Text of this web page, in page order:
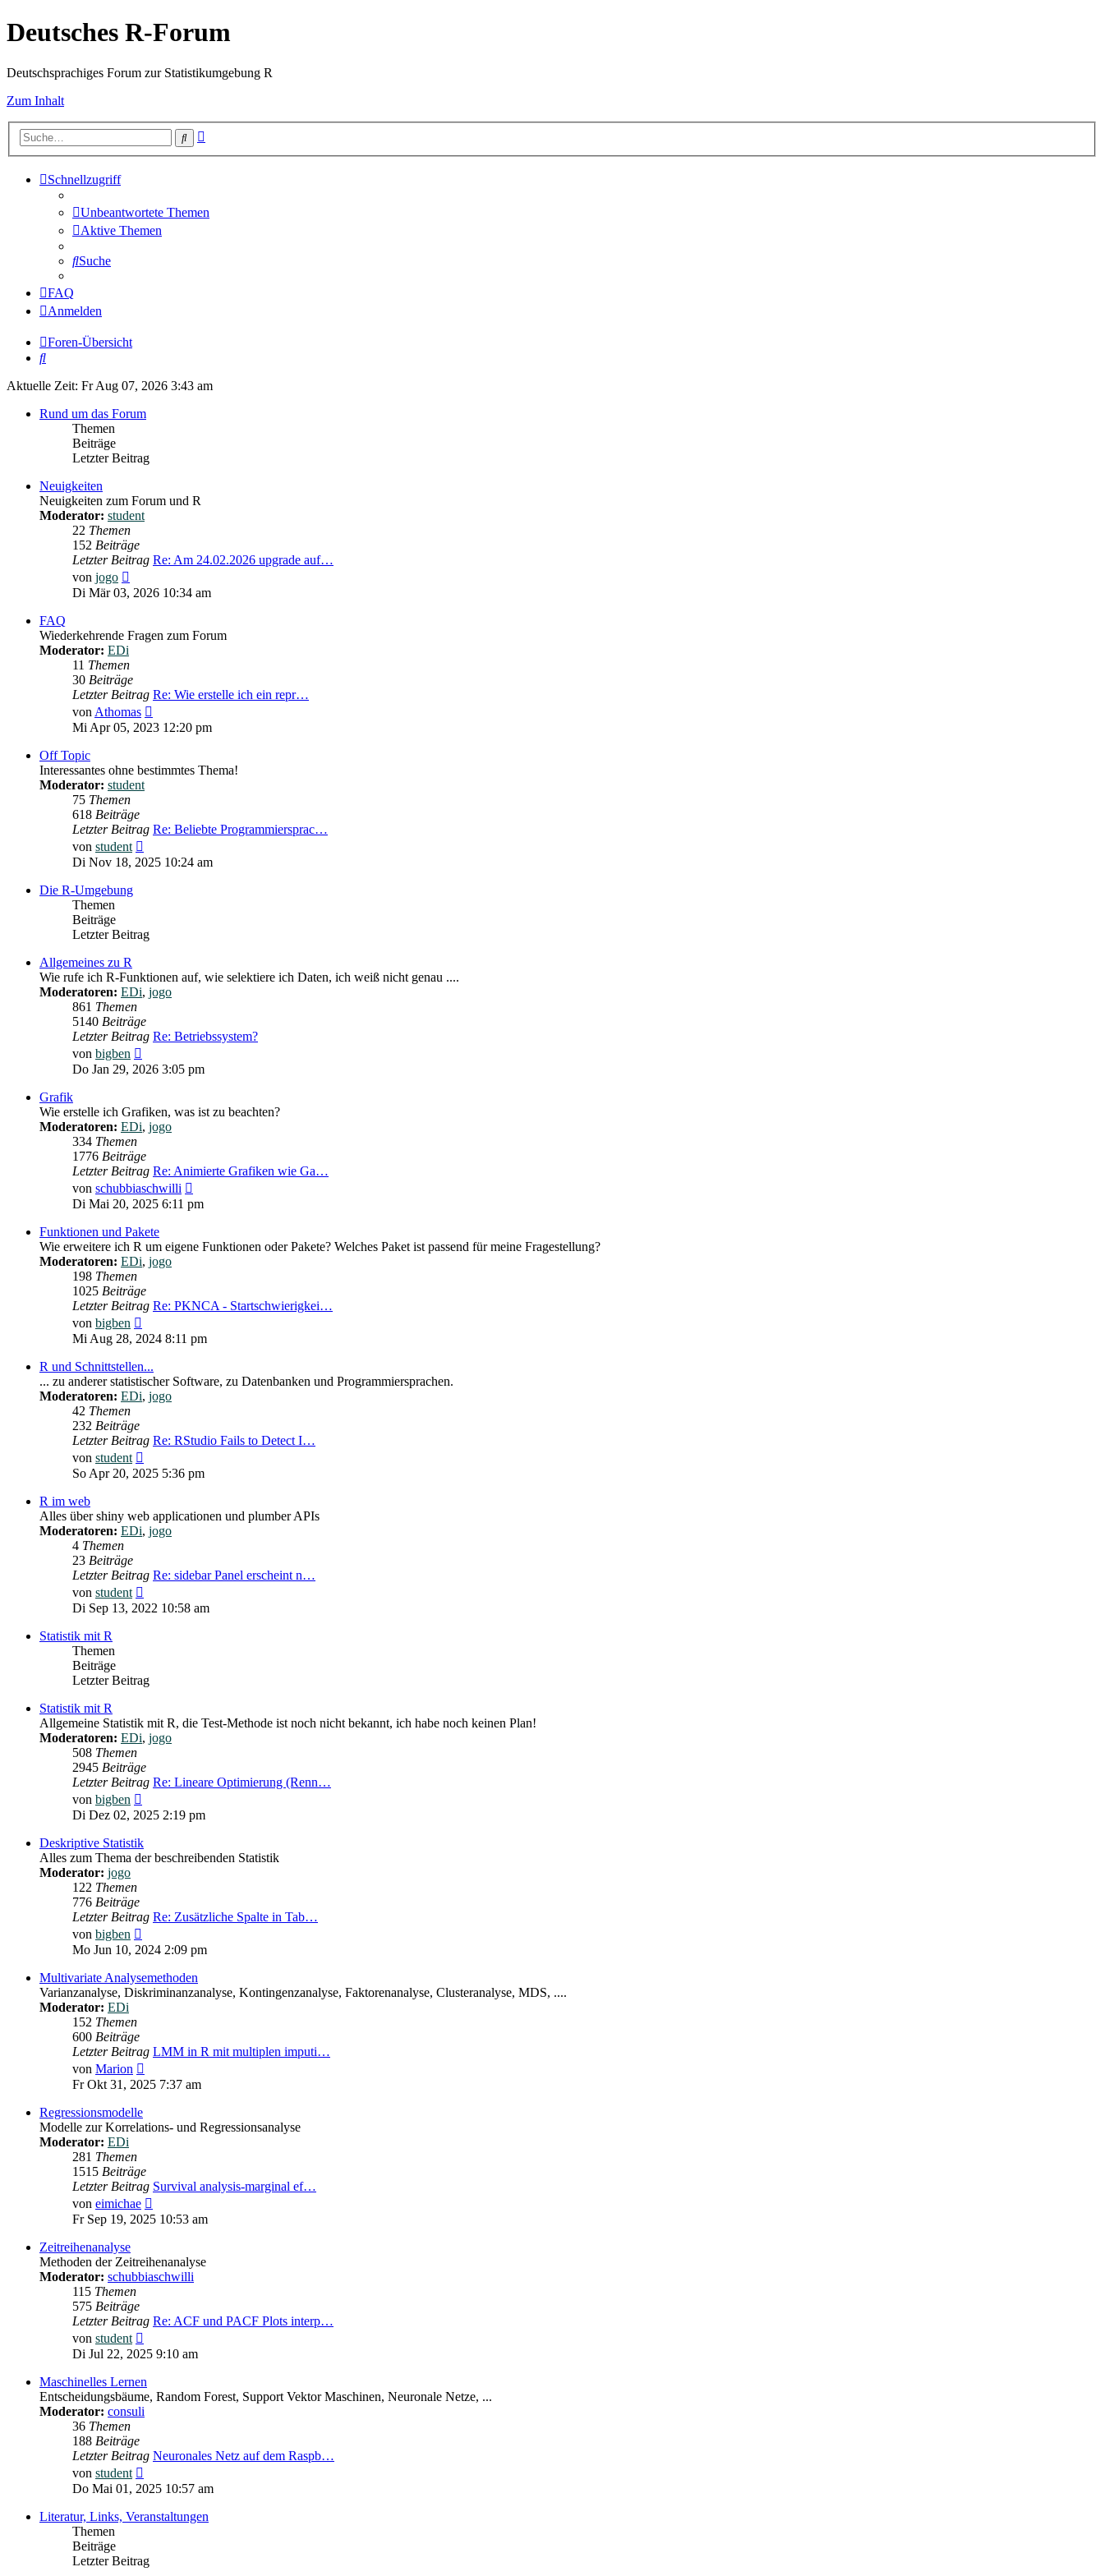
Deutsches R-Forum
Deutschsprachiges Forum zur Statistikumgebung R
Zum Inhalt
Suche
Schnellzugriff
Unbeantwortete Themen
Aktive Themen
Suche
FAQ
Anmelden
Foren-Übersicht
Suche
Aktuelle Zeit: Fr Aug 07, 2026 3:43 am
Rund um das Forum
Themen
Beiträge
Letzter Beitrag
Neuigkeiten
Neuigkeiten zum Forum und R
Moderator: student
22 Themen
152 Beiträge
Letzter Beitrag Re: Am 24.02.2026 upgrade auf…
von jogo
Beitrag
Di Mär 03, 2026 10:34 am
FAQ
Wiederkehrende Fragen zum Forum
Moderator: EDi
11 Themen
30 Beiträge
Letzter Beitrag Re: Wie erstelle ich ein repr…
vonAthomas
Beitrag
Mi Apr 05, 2023 12:20 pm
Off Topic
Interessantes ohne bestimmtes Thema!
Moderator: student
75 Themen
618 Beiträge
Letzter Beitrag Re: Beliebte Programmiersprac…
von student
Beitrag
Di Nov 18, 2025 10:24 am
Die R-Umgebung
Themen
Beiträge
Letzter Beitrag
Allgemeines zu R
Wie rufe ich R-Funktionen auf, wie selektiere ich Daten, ich weiß nicht genau ....
Moderatoren: EDi, jogo
861 Themen
5140 Beiträge
Letzter Beitrag Re: Betriebssystem?
von bigben
Beitrag
Do Jan 29, 2026 3:05 pm
Grafik
Wie erstelle ich Grafiken, was ist zu beachten?
Moderatoren: EDi, jogo
334 Themen
1776 Beiträge
Letzter Beitrag Re: Animierte Grafiken wie Ga…
von schubbiaschwilli
Beitrag
Di Mai 20, 2025 6:11 pm
Funktionen und Pakete
Wie erweitere ich R um eigene Funktionen oder Pakete? Welches Paket ist passend für meine Fragestellung?
Moderatoren: EDi, jogo
198 Themen
1025 Beiträge
Letzter Beitrag Re: PKNCA - Startschwierigkei…
von bigben
Beitrag
Mi Aug 28, 2024 8:11 pm
R und Schnittstellen...
... zu anderer statistischer Software, zu Datenbanken und Programmiersprachen.
Moderatoren: EDi, jogo
42 Themen
232 Beiträge
Letzter Beitrag Re: RStudio Fails to Detect I…
von student
Beitrag
So Apr 20, 2025 5:36 pm
R im web
Alles über shiny web applicationen und plumber APIs
Moderatoren: EDi, jogo
4 Themen
23 Beiträge
Letzter Beitrag Re: sidebar Panel erscheint n…
von student
Beitrag
Di Sep 13, 2022 10:58 am
Statistik mit R
Themen
Beiträge
Letzter Beitrag
Statistik mit R
Allgemeine Statistik mit R, die Test-Methode ist noch nicht bekannt, ich habe noch keinen Plan!
Moderatoren: EDi, jogo
508 Themen
2945 Beiträge
Letzter Beitrag Re: Lineare Optimierung (Renn…
von bigben
Beitrag
Di Dez 02, 2025 2:19 pm
Deskriptive Statistik
Alles zum Thema der beschreibenden Statistik
Moderator: jogo
122 Themen
776 Beiträge
Letzter Beitrag Re: Zusätzliche Spalte in Tab…
von bigben
Beitrag
Mo Jun 10, 2024 2:09 pm
Multivariate Analysemethoden
Varianzanalyse, Diskriminanzanalyse, Kontingenzanalyse, Faktorenanalyse, Clusteranalyse, MDS, ....
Moderator: EDi
152 Themen
600 Beiträge
Letzter Beitrag LMM in R mit multiplen imputi…
von Marion
Beitrag
Fr Okt 31, 2025 7:37 am
Regressionsmodelle
Modelle zur Korrelations- und Regressionsanalyse
Moderator: EDi
281 Themen
1515 Beiträge
Letzter Beitrag Survival analysis-marginal ef…
von eimichae
Beitrag
Fr Sep 19, 2025 10:53 am
Zeitreihenanalyse
Methoden der Zeitreihenanalyse
Moderator: schubbiaschwilli
115 Themen
575 Beiträge
Letzter Beitrag Re: ACF und PACF Plots interp…
von student
Beitrag
Di Jul 22, 2025 9:10 am
Maschinelles Lernen
Entscheidungsbäume, Random Forest, Support Vektor Maschinen, Neuronale Netze, ...
Moderator: consuli
36 Themen
188 Beiträge
Letzter Beitrag Neuronales Netz auf dem Raspb…
von student
Beitrag
Do Mai 01, 2025 10:57 am
Literatur, Links, Veranstaltungen
Themen
Beiträge
Letzter Beitrag